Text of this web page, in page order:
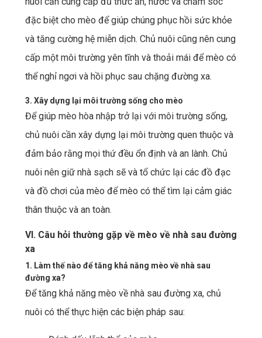
đặc biệt cho mèo để giúp chúng phục hồi sức khỏe
và tăng cường hệ miễn dịch. Chủ nuôi cũng nên cung
cấp một môi trường yên tĩnh và thoải mái để mèo có
thể nghỉ ngơi và hồi phục sau chặng đường xa.
3. Xây dựng lại môi trường sống cho mèo
Để giúp mèo hòa nhập trở lại với môi trường sống,
chủ nuôi cần xây dựng lại môi trường quen thuộc và
đảm bảo rằng mọi thứ đều ổn định và an lành. Chủ
nuôi nên giữ nhà sạch sẽ và tổ chức lại các đồ đạc
và đồ chơi của mèo để mèo có thể tìm lại cảm giác
thân thuộc và an toàn.
VI. Câu hỏi thường gặp về mèo về nhà sau đường
xa
1. Làm thế nào để tăng khả năng mèo về nhà sau
đường xa?
Để tăng khả năng mèo về nhà sau đường xa, chủ
nuôi có thể thực hiện các biện pháp sau: